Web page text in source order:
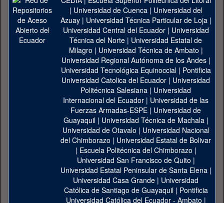
| Universidad de Cuenca| Universidad del
Azuay| Universidad Técnica Particular de Loja|
Universidad Central del Ecuador| Universidad
Técnica del Norte | Universidad Estatal de
Milagro | Universidad Técnica de Ambato |
Universidad Regional Autónoma de los Andes|
Universidad Tecnológica Equinoccial| Pontificia
Universidad Catolica del Ecuador | Universidad
Politécnica Salesiana | Universidad
Internacional del Ecuador | Universidad de las
Fuerzas Armadas-ESPE | Universidad de
Guayaquil| Universidad Técnica de Machala|
Universidad de Otavalo | Universidad Nacional
del Chimborazo | Universidad Estatal de Bolivar
| Escuela Politécnica del Chimborazo |
Universidad San Francisco de Quito |
Universidad Estatal Peninsular de Santa Elena|
Universidad Casa Grande | Universidad
Católica de Santiago de Guayaquil| Pontificia
Universidad Católica del Ecuador - Ambato |